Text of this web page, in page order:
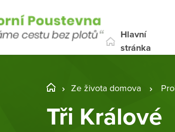
Hlavní
stránka
Ze života domova
Tři Králové